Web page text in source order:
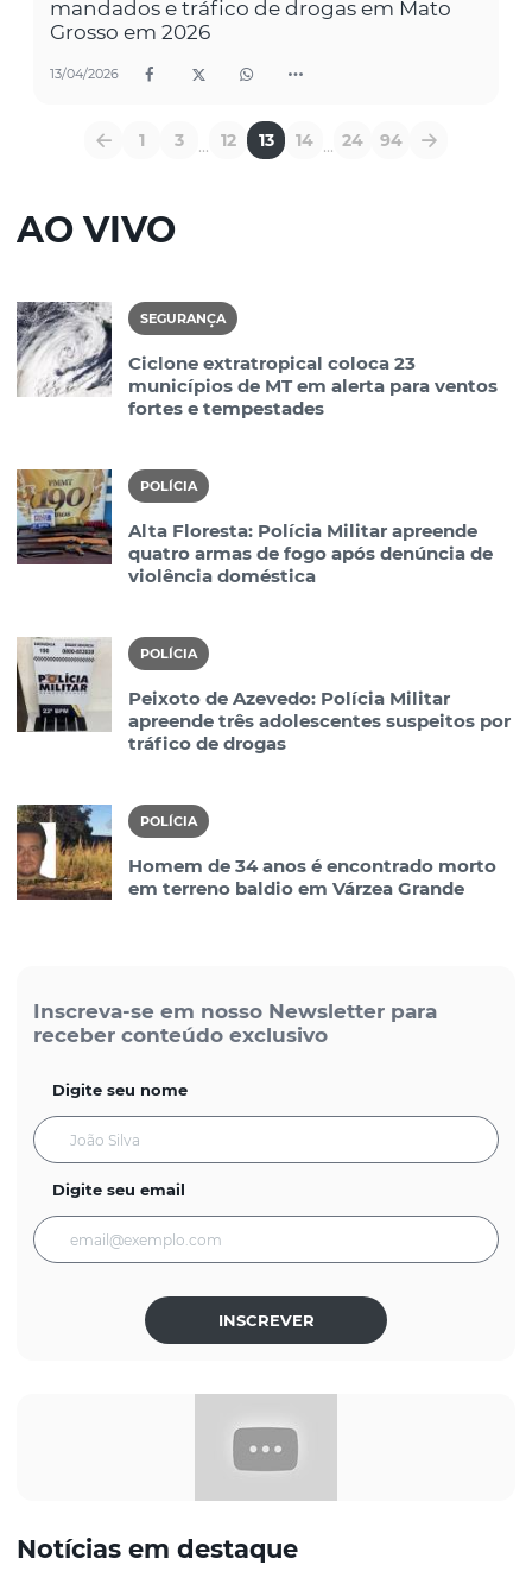
mandados e tráfico de drogas em Mato
Grosso em 2026
13/04/2026
1 3 ... 12 13 14 ... 24 94
AO VIVO
SEGURANÇA
Ciclone extratropical coloca 23
municípios de MT em alerta para ventos
fortes e tempestades
POLÍCIA
Alta Floresta: Polícia Militar apreende
quatro armas de fogo após denúncia de
violência doméstica
POLÍCIA
Peixoto de Azevedo: Polícia Militar
apreende três adolescentes suspeitos por
tráfico de drogas
POLÍCIA
Homem de 34 anos é encontrado morto
em terreno baldio em Várzea Grande
Inscreva-se em nosso Newsletter para
receber conteúdo exclusivo
Digite seu nome
Digite seu email
INSCREVER
Notícias em destaque